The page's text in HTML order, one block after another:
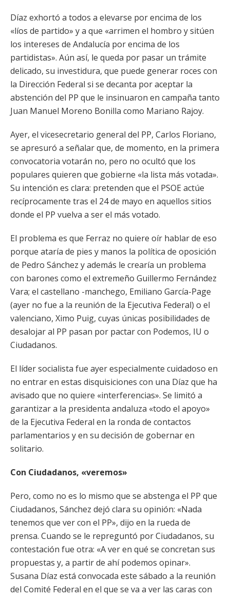
Díaz exhortó a todos a elevarse por encima de los
«líos de partido» y a que «arrimen el hombro y sitúen
los intereses de Andalucía por encima de los
partidistas». Aún así, le queda por pasar un trámite
delicado, su investidura, que puede generar roces con
la Dirección Federal si se decanta por aceptar la
abstención del PP que le insinuaron en campaña tanto
Juan Manuel Moreno Bonilla como Mariano Rajoy.
Ayer, el vicesecretario general del PP, Carlos Floriano,
se apresuró a señalar que, de momento, en la primera
convocatoria votarán no, pero no ocultó que los
populares quieren que gobierne «la lista más votada».
Su intención es clara: pretenden que el PSOE actúe
recíprocamente tras el 24 de mayo en aquellos sitios
donde el PP vuelva a ser el más votado.
El problema es que Ferraz no quiere oír hablar de eso
porque ataría de pies y manos la política de oposición
de Pedro Sánchez y además le crearía un problema
con barones como el extremeño Guillermo Fernández
Vara; el castellano -manchego, Emiliano García-Page
(ayer no fue a la reunión de la Ejecutiva Federal) o el
valenciano, Ximo Puig, cuyas únicas posibilidades de
desalojar al PP pasan por pactar con Podemos, IU o
Ciudadanos.
El líder socialista fue ayer especialmente cuidadoso en
no entrar en estas disquisiciones con una Díaz que ha
avisado que no quiere «interferencias». Se limitó a
garantizar a la presidenta andaluza «todo el apoyo»
de la Ejecutiva Federal en la ronda de contactos
parlamentarios y en su decisión de gobernar en
solitario.
Con Ciudadanos, «veremos»
Pero, como no es lo mismo que se abstenga el PP que
Ciudadanos, Sánchez dejó clara su opinión: «Nada
tenemos que ver con el PP», dijo en la rueda de
prensa. Cuando se le repreguntó por Ciudadanos, su
contestación fue otra: «A ver en qué se concretan sus
propuestas y, a partir de ahí podemos opinar».
Susana Díaz está convocada este sábado a la reunión
del Comité Federal en el que se va a ver las caras con